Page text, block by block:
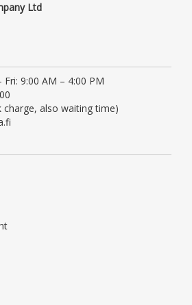
Ltd
9:00 AM – 4:00 PM
also waiting time)